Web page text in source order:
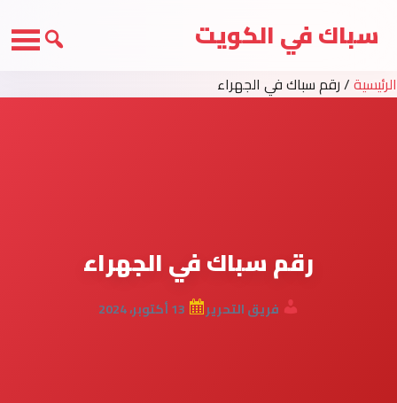
سباك في الكويت
الرئيسية/رقم سباك في الجهراء
رقم سباك في الجهراء
فريق التحرير